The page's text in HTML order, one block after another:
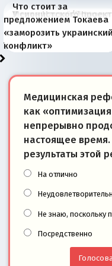
В России назрели
перемены: 15 шагов к
суверенной экономике
Миграционный пожар
Европы
Россия начинает
сбрасывать балласт
Анкориджа
Россия зимой 1904
года: первые уступки во
внутренней политике
Русская нация вчера и
сегодня
Почему правый крах в
Варшаве не поможет её
отношениям с Россией?
Место Науру / Науэро
современной истории
Южной Осетии
У сионистского
появилось украинское
измерение
Что стоит за
предложением Токаева
«заморозить украинский
конфликт»
Медицинская
как
непрерывно
настоящее
результаты этой
На отлично
Не знаю, поскольку
Посредственно